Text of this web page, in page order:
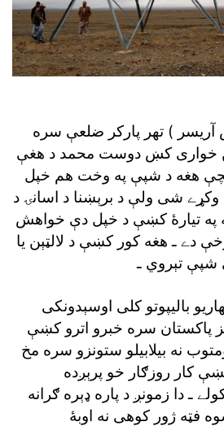
) تهر پارکر ضلعې سره
لروونکے ٦٠ کلن خوارى کښ دوست محمد د هغې
هغه د شپې په وخت هم خپل
شى ولې د برېښنا د اسانۍ د
په تيارۀ کښې د خپل دې خواهش
دے ـ هغه کور کښې د لالټېن يا
شپې تېروي ـ
بلاک ١١ د تهاريو باليپوتو کلى اوسېدونکى
پاکستان سره خبرو اترو کښې
نه بيلابيلو ستونزو سره مخ
کار روزګار خو پرېږده
ـ دا زمونږ د پاره ډېره ګرانه
فټه ژور کوهى نه اوبۀ